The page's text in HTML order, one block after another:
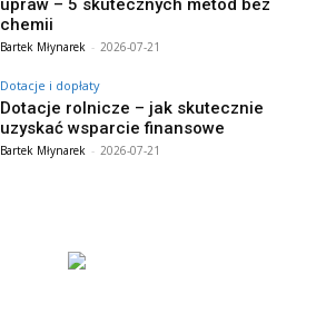
upraw – 5 skutecznych metod bez
chemii
Bartek Młynarek - 2026-07-21
Dotacje i dopłaty
Dotacje rolnicze – jak skutecznie
uzyskać wsparcie finansowe
Bartek Młynarek - 2026-07-21